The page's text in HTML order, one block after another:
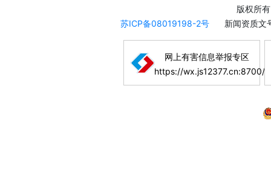
版权所
苏ICP备08019198-2号
新闻资质
网上有害信息举报专区
https://wx.js12377.cn:8700/